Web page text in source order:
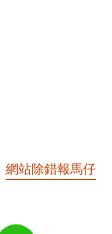
網站除錯報馬仔